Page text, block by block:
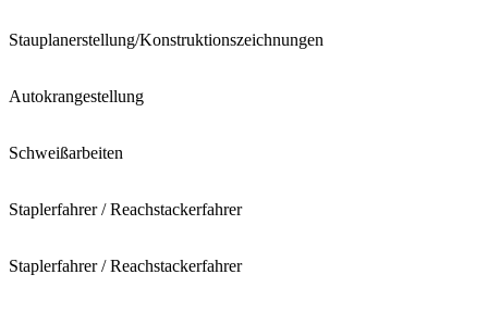
Stauplanerstellung/Konstruktionszeichnungen
Autokrangestellung
Schweißarbeiten
Staplerfahrer / Reachstackerfahrer
Staplerfahrer / Reachstackerfahrer